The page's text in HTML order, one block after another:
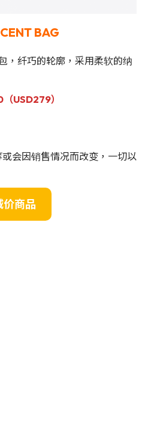
BAG
，纤巧的轮廓，采用柔软的纳
USD279）
会因销售情况而改变，一切以
价商品